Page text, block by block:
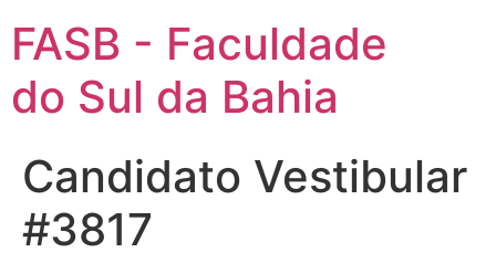
FASB - Faculdade
do Sul da Bahia
Candidato Vestibular
#3817